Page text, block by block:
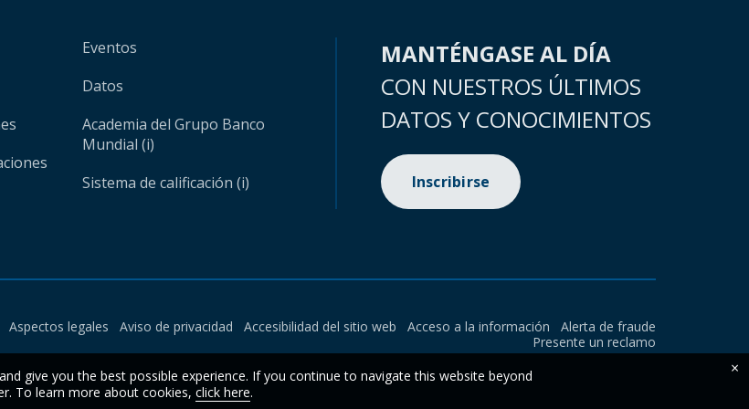
Eventos
Datos
Academia del Grupo Banco
Mundial (i)
Sistema de calificación (i)
MANTÉNGASE AL DÍA
CON NUESTROS ÚLTIMOS
DATOS Y CONOCIMIENTOS
Inscribirse
Aspectos legales Aviso de privacidad Accesibilidad del sitio web Acceso a la información
Alerta de fraude
Presente un reclamo
give you the best possible experience. If you continue to navigate this website beyond
To learn more about cookies, click here.
×